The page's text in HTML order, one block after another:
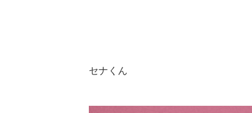
セナくん